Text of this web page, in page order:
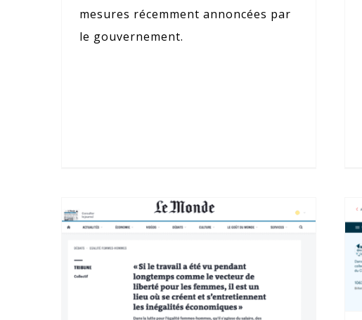
mesures récemment annoncées par
le gouvernement.
Tribune Le Monde – Journée
internationale des droits des femmes